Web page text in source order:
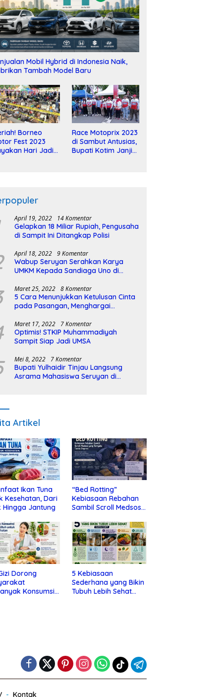
Mobil Hybrid di Indonesia Naik,
Tambah Model Baru
Borneo
Fest 2023
Hari Jadi
Race Motoprix 2023
di Sambut Antusias,
Bupati Kotim Janji
April 19, 2022 14 Komentar
Gelapkan 18 Miliar Rupiah, Pengusaha
di Sampit Ini Ditangkap Polisi
April 18, 2022 9 Komentar
Wabup Seruyan Serahkan Karya
UMKM Kepada Sandiaga Uno di
Maret 25, 2022 8 Komentar
5 Cara Menunjukkan Ketulusan Cinta
pada Pasangan, Menghargai
Maret 17, 2022 7 Komentar
Optimis! STKIP Muhammadiyah
Sampit Siap Jadi UMSA
Mei 8, 2022 7 Komentar
Bupati Yulhaidir Tinjau Langsung
Asrama Mahasiswa Seruyan di
Artikel
Ikan Tuna
Kesehatan, Dari
Hingga Jantung
“Bed Rotting”
Kebiasaan Rebahan
Sambil Scroll Medsos
Depresi
Dorong
Konsumsi
5 Kebiasaan
Sederhana yang Bikin
Tubuh Lebih Sehat
Kontak